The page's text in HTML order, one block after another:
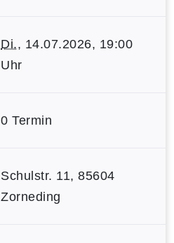
Di., 14.07.2026, 19:00
Uhr
0 Termin
Schulstr. 11, 85604
Zorneding